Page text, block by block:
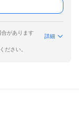
があります
詳細
ださい。